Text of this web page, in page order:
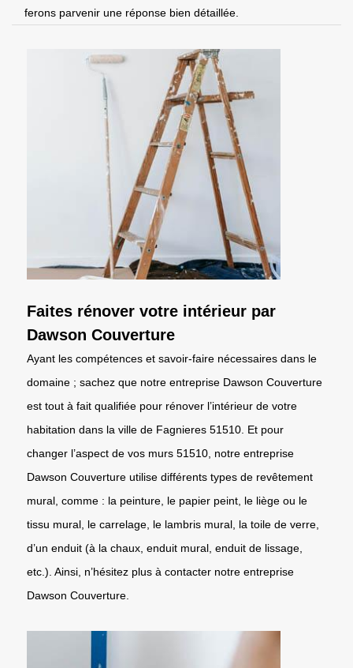
ferons parvenir une réponse bien détaillée.
Faites rénover votre intérieur par
Dawson Couverture
Ayant les compétences et savoir-faire nécessaires dans le
domaine ; sachez que notre entreprise Dawson Couverture
est tout à fait qualifiée pour rénover l’intérieur de votre
habitation dans la ville de Fagnieres 51510. Et pour
changer l’aspect de vos murs 51510, notre entreprise
Dawson Couverture utilise différents types de revêtement
mural, comme : la peinture, le papier peint, le liège ou le
tissu mural, le carrelage, le lambris mural, la toile de verre,
d’un enduit (à la chaux, enduit mural, enduit de lissage,
etc.). Ainsi, n’hésitez plus à contacter notre entreprise
Dawson Couverture.